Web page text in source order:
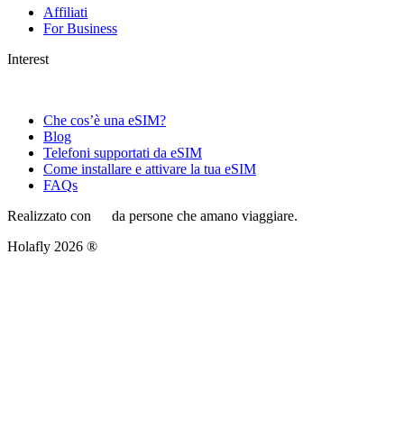
Affiliati
For Business
Interest
Che cos’è una eSIM?
Blog
Telefoni supportati da eSIM
Come installare e attivare la tua eSIM
FAQs
Realizzato con
da persone che amano viaggiare.
Holafly 2026 ®